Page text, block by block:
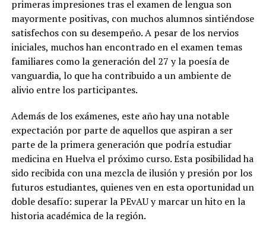
primeras impresiones tras el examen de lengua son
mayormente positivas, con muchos alumnos sintiéndose
satisfechos con su desempeño. A pesar de los nervios
iniciales, muchos han encontrado en el examen temas
familiares como la generación del 27 y la poesía de
vanguardia, lo que ha contribuido a un ambiente de
alivio entre los participantes.
Además de los exámenes, este año hay una notable
expectación por parte de aquellos que aspiran a ser
parte de la primera generación que podría estudiar
medicina en Huelva el próximo curso. Esta posibilidad ha
sido recibida con una mezcla de ilusión y presión por los
futuros estudiantes, quienes ven en esta oportunidad un
doble desafío: superar la PEvAU y marcar un hito en la
historia académica de la región.